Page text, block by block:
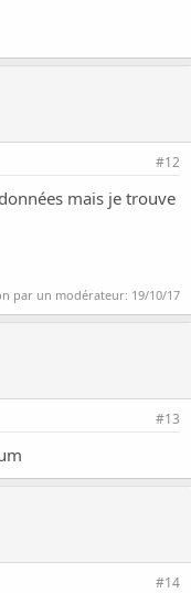
#12
mais je trouve
par un modérateur: 19/10/17
#13
#14